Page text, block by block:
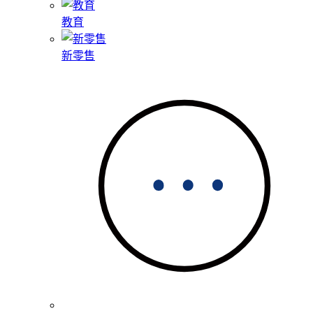
教育
新零售